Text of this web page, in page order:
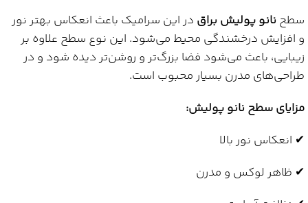
سطح نانو پولیش براق در این سرامیک باعث انعکاس بهتر نور
و افزایش درخشندگی محیط می‌شود. این نوع سطح علاوه بر
زیبایی، باعث می‌شود فضا بزرگ‌تر و روشن‌تر دیده شود و در
طراحی‌های مدرن بسیار محبوب است.
مزایای سطح نانو پولیش:
✔ انعکاس نور بالا
✔ ظاهر لوکس و مدرن